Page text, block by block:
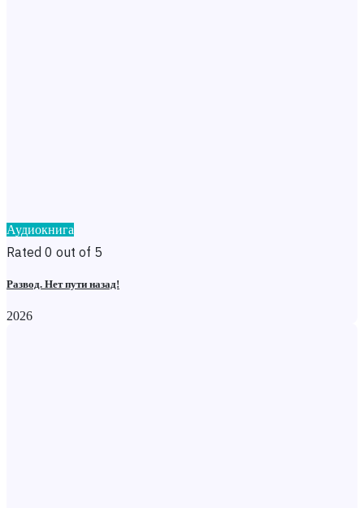
Аудиокнига
Rated 0 out of 5
Развод. Нет пути назад!
2026